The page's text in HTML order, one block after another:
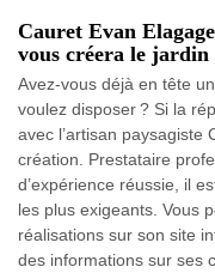
Cauret Evan
vous créera le jardin
Avez-vous déjà en tête
voulez disposer ? Si la
avec l’artisan paysagiste
création. Prestataire
d’expérience réussie, il
les plus exigeants. Vous
réalisations sur son site
des informations sur ses